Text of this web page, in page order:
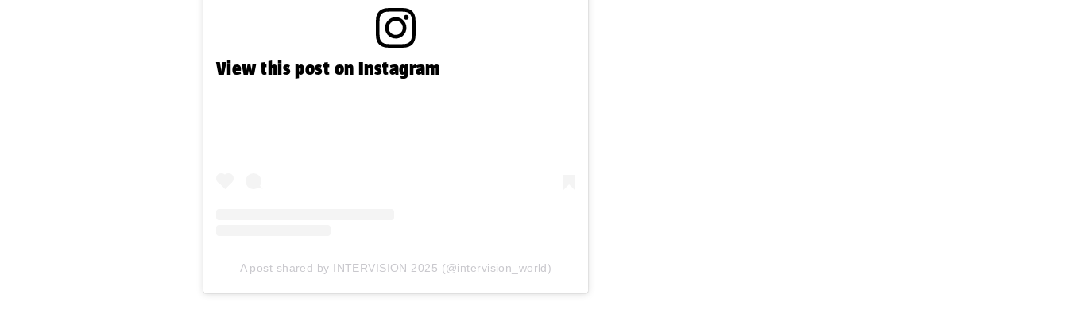
View this post on Instagram
A post shared by INTERVISION 2025 (@intervision_world)